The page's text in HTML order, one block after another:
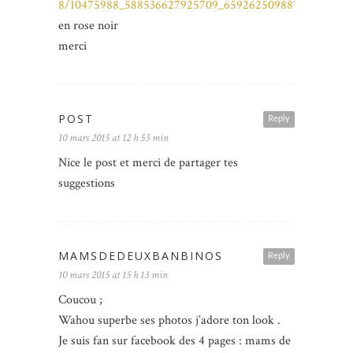
8/
en rose noir
merci
Reply
POST
10 mars 2015 at 12 h 53 min
Nice le post et merci de partager tes
suggestions
Reply
MAMSDEDEUXBANBINOS
10 mars 2015 at 15 h 13 min
Coucou ;
Wahou superbe ses photos j’adore ton look .
Je suis fan sur facebook des 4 pages : mams de